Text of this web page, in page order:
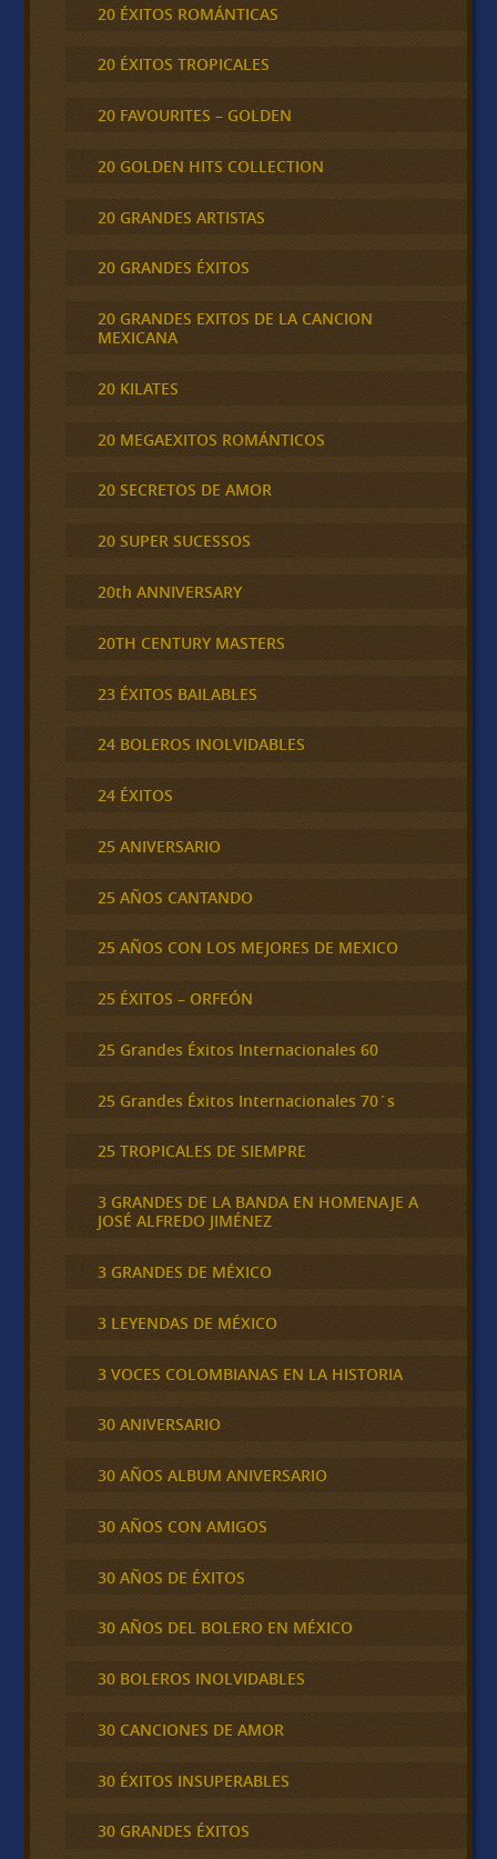
20 ÉXITOS ROMÁNTICAS
20 ÉXITOS TROPICALES
20 FAVOURITES – GOLDEN
20 GOLDEN HITS COLLECTION
20 GRANDES ARTISTAS
20 GRANDES ÉXITOS
20 GRANDES EXITOS DE LA CANCION
MEXICANA
20 KILATES
20 MEGAEXITOS ROMÁNTICOS
20 SECRETOS DE AMOR
20 SUPER SUCESSOS
20th ANNIVERSARY
20TH CENTURY MASTERS
23 ÉXITOS BAILABLES
24 BOLEROS INOLVIDABLES
24 ÉXITOS
25 ANIVERSARIO
25 AÑOS CANTANDO
25 AÑOS CON LOS MEJORES DE MEXICO
25 ÉXITOS – ORFEÓN
25 Grandes Éxitos Internacionales 60
25 Grandes Éxitos Internacionales 70´s
25 TROPICALES DE SIEMPRE
3 GRANDES DE LA BANDA EN HOMENAJE A
JOSÉ ALFREDO JIMÉNEZ
3 GRANDES DE MÉXICO
3 LEYENDAS DE MÉXICO
3 VOCES COLOMBIANAS EN LA HISTORIA
30 ANIVERSARIO
30 AÑOS ALBUM ANIVERSARIO
30 AÑOS CON AMIGOS
30 AÑOS DE ÉXITOS
30 AÑOS DEL BOLERO EN MÉXICO
30 BOLEROS INOLVIDABLES
30 CANCIONES DE AMOR
30 ÉXITOS INSUPERABLES
30 GRANDES ÉXITOS